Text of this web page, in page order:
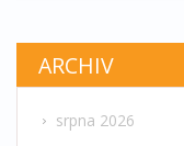
ARCHIV
srpna 2026